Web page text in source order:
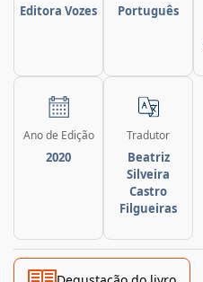
Editora Vozes Português
Ano de Edição
2020
Tradutor
Beatriz
Silveira
Castro
Filgueiras